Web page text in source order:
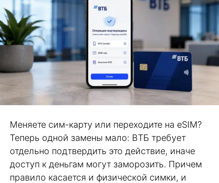
Меняете сим-карту или переходите на eSIM?
Теперь одной замены мало: ВТБ требует
отдельно подтвердить это действие, иначе
доступ к деньгам могут заморозить. Причем
правило касается и физической симки, и